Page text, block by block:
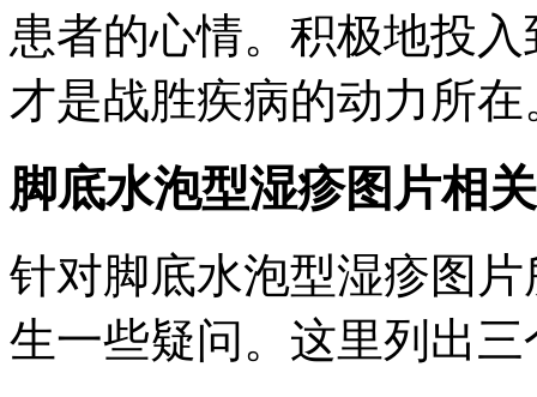
患者的心情。积极地投
才是战胜疾病的动力所在
脚底水泡型湿疹图片相
针对脚底水泡型湿疹图
生一些疑问。这里列出